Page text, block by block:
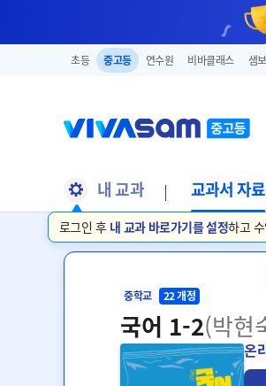
초등 중고등 연수원 비바클래스 샘
로그인 후 내 교과 바로가기를 설정하고
내 교과 교과서 자료
중학교 22 개정
국어 1-2(박현
온